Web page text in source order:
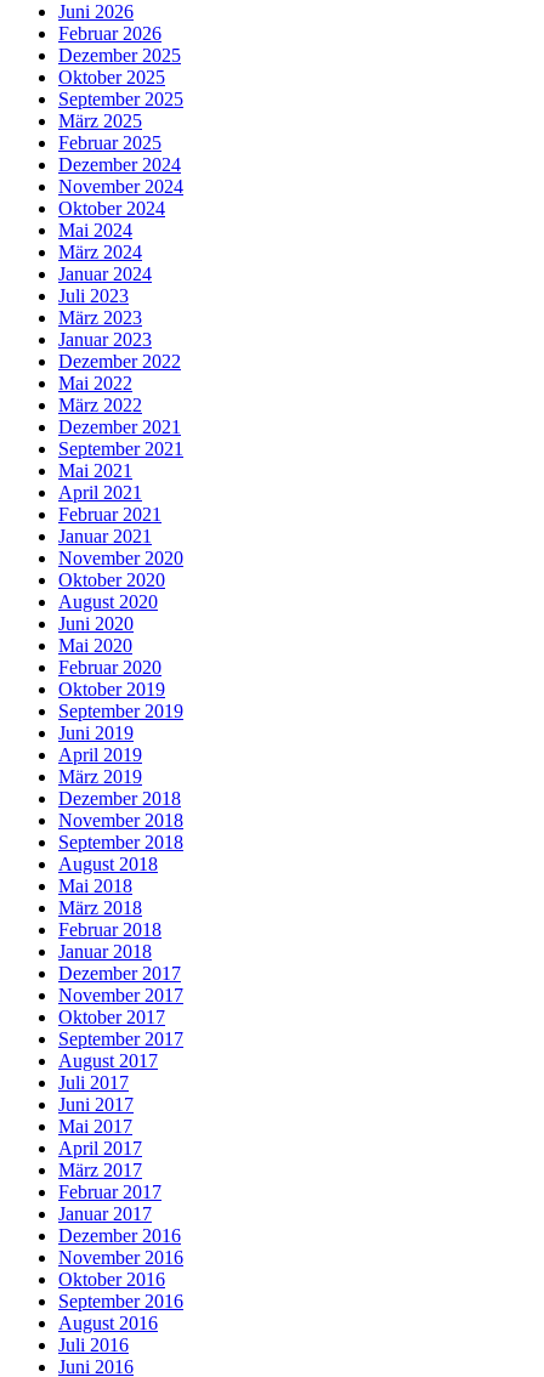
Juni 2026
Februar 2026
Dezember 2025
Oktober 2025
September 2025
März 2025
Februar 2025
Dezember 2024
November 2024
Oktober 2024
Mai 2024
März 2024
Januar 2024
Juli 2023
März 2023
Januar 2023
Dezember 2022
Mai 2022
März 2022
Dezember 2021
September 2021
Mai 2021
April 2021
Februar 2021
Januar 2021
November 2020
Oktober 2020
August 2020
Juni 2020
Mai 2020
Februar 2020
Oktober 2019
September 2019
Juni 2019
April 2019
März 2019
Dezember 2018
November 2018
September 2018
August 2018
Mai 2018
März 2018
Februar 2018
Januar 2018
Dezember 2017
November 2017
Oktober 2017
September 2017
August 2017
Juli 2017
Juni 2017
Mai 2017
April 2017
März 2017
Februar 2017
Januar 2017
Dezember 2016
November 2016
Oktober 2016
September 2016
August 2016
Juli 2016
Juni 2016